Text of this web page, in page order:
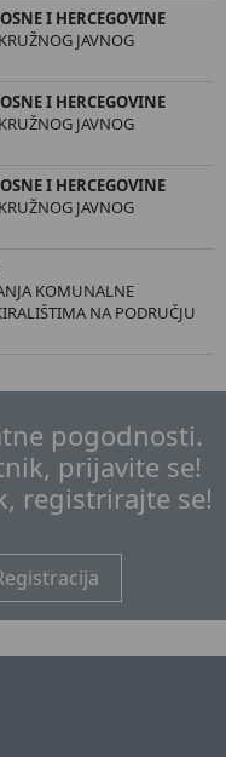
I HERCEGOVINE
JAVNOG
I HERCEGOVINE
JAVNOG
I HERCEGOVINE
JAVNOG
KOMUNALNE
NA PODRUČJU
pogodnosti.
prijavite se!
registrirajte se!